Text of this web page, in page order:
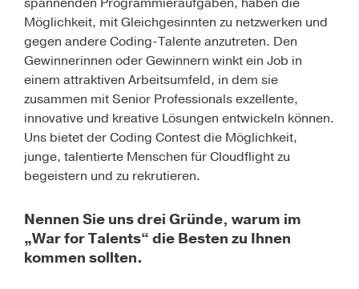
Möglichkeit, mit Gleichgesinnten zu netzwerken und
gegen andere Coding-Talente anzutreten. Den
Gewinnerinnen oder Gewinnern winkt ein Job in
einem attraktiven Arbeitsumfeld, in dem sie
zusammen mit Senior Professionals exzellente,
innovative und kreative Lösungen entwickeln können.
Uns bietet der Coding Contest die Möglichkeit,
junge, talentierte Menschen für Cloudflight zu
begeistern und zu rekrutieren.
Nennen Sie uns drei Gründe, warum im
„War for Talents“ die Besten zu Ihnen
kommen sollten.